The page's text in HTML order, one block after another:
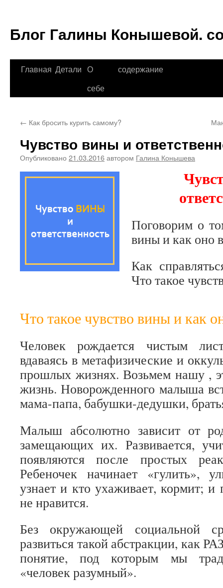
Блог Галины Конышевой.
Перейти
Главная Детали О
себе
содержание
← Как бросить курить самому?
Чувство вины и
Опубликовано 21.03.2016автором Галина Конышева
Поговорим о
вины и как оно
Как
Что такое
Что такое чувство вины и как
Человек рождается чистым
вдаваясь в метафизические и
прошлых жизнях. Возьмем нашу ,
жизнь. Новорожденного малыша
мама-папа, бабушки-дедушки,
Малыш абсолютно зависит от
замещающих их. Развивается,
появляются после простых
Ребеночек начинает «гулить»,
узнает и кто ухаживает, кормит; и
не нравится.
Без окружающей социальной
развиться такой абстракции,
понятие, под которым мы
«человек разумный».